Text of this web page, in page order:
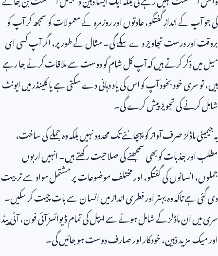
گی جو آپ کے اندازِ گفتگو، عادتوں اور روزمرہ کے معمولات کو سمجھ کر آپ کو
بروقت اور درست تجاویز دے سکے گی۔ مثال کے طور پر، اگر آپ کسی ای
میل میں ذکر کرتے ہیں کہ آپ کل شام کو دوست سے ملاقات کرنے جا رہے
ہیں، تو سری خود بخود آپ کو اس کی یاد دہانی دے سکتی ہے یا کلینڈر میں ایونٹ
شامل کرنے کی تجویز پیش کرے گی۔
یہ جیمینی ماڈلز صرف آواز کو پہچاننے تک محدود نہیں بلکہ وہ جملے کی ساخت،
مطلب اور جذبات کو بھی سمجھنے کی صلاحیت رکھتے ہیں۔ انہیں اربوں
جملوں، انسانوں کی گفتگو، اور مختلف موضوعات پر مشتمل مواد سے تربیت
دی گئی ہے تاکہ وہ بہتر اور فطری انداز میں انسان سے بات چیت کر سکیں۔
سری میں ان ماڈلز کے شامل ہونے سے ایپل کی تمام ڈیوائسز آئی فون، آئی پیڈ
اور میک مزید ذہین، خودکار اور صارف دوست ہو جائیں گی۔